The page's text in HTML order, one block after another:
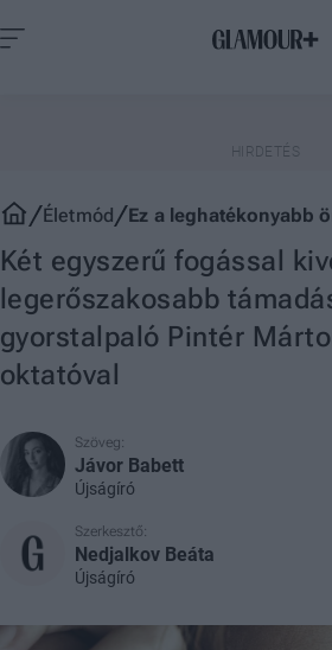
Életmód Ez a leghatékonyabb
Két egyszerű fogással
legerőszakosabb
gyorstalpaló Pintér
oktatóval
Szöveg:
Jávor Babett
Újságíró
Szerkesztő:
Nedjalkov Beáta
Újságíró